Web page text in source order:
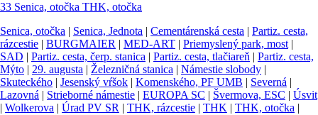
33 Senica, otočka THK, otočka
Senica, otočka | Senica, Jednota | Cementárenská cesta | Partiz. cesta,
rázcestie | BURGMAIER | MED-ART | Priemyslený park, most |
SAD | Partiz. cesta, čerp. stanica | Partiz. cesta, tlačiareň | Partiz. cesta,
Mýto | 29. augusta | Železničná stanica | Námestie slobody |
Skuteckého | Jesenský vŕšok | Komenského, PF UMB | Severná |
Lazovná | Strieborné námestie | EUROPA SC | Švermova, ESC | Úsvit
| Wolkerova | Úrad PV SR | THK, rázcestie | THK | THK, otočka |